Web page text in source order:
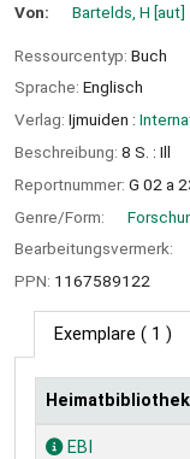
Von: Bartelds, H [aut]
Ressourcentyp: Buch
Sprache: Englisch
Verlag: Ijmuiden :
Beschreibung: 8 S. : Ill
Reportnummer: G 02 a
Genre/Form:
Bearbeitungsvermerk:
PPN: 1167589122
Exemplare ( 1 )
Exemplare
Heimatbibliothek
EBI